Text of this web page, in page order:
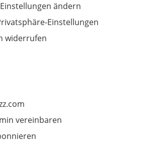
ändern
Einstellungen
widerrufen
vereinbaren